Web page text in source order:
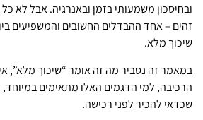
ובחיסכון משמעותי בזמן ובאנרגיה. אבל לא
זהים – אחד ההבדלים החשובים והמשפיעים
שיכוך מלא.
במאמר זה נסביר מה זה אומר “שיכוך מלא”,
הרכיבה, למי הדגמים האלו מתאימים במיוחד,
שכדאי להכיר לפני רכישה.